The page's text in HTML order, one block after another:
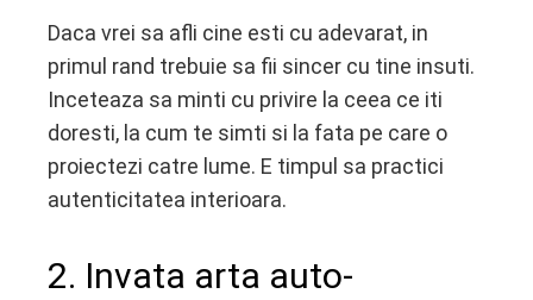
Daca vrei sa afli cine esti cu adevarat, in
primul rand trebuie sa fii sincer cu tine insuti.
Inceteaza sa minti cu privire la ceea ce iti
doresti, la cum te simti si la fata pe care o
proiectezi catre lume. E timpul sa practici
autenticitatea interioara.
2. Invata arta auto-